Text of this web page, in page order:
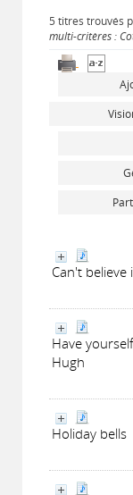
5 titres trouvés
multi-critères :
Can't believe
Have
Hugh
Holiday bells